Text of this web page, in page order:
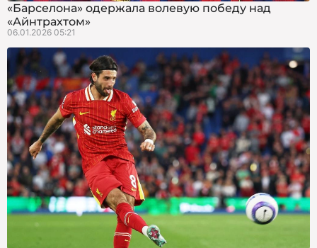
«Барселона» одержала волевую победу над
«Айнтрахтом»
06.01.2026 05:21